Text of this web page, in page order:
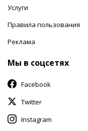
Услуги
Правила пользования
Реклама
Мы в соцсетях
Facebook
Twitter
Instagram